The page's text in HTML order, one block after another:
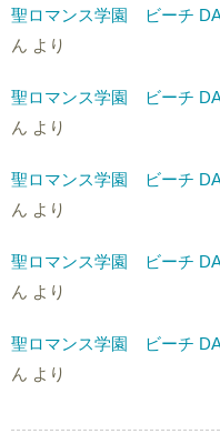
聖ロマンス学園 ビーチ
ん より
聖ロマンス学園 ビーチ
ん より
聖ロマンス学園 ビーチ
ん より
聖ロマンス学園 ビーチ
ん より
聖ロマンス学園 ビーチ
ん より